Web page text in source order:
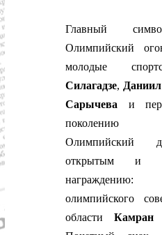
л
т
и
а
,
о
о
к
Главный
Олимпийский
молодые
Силагадзе,
Сарычева и
поколению
Олимпийский
открытым и
олимпийского
областиКамран